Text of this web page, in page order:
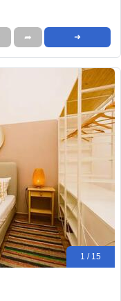
➦ ➜
1 / 15